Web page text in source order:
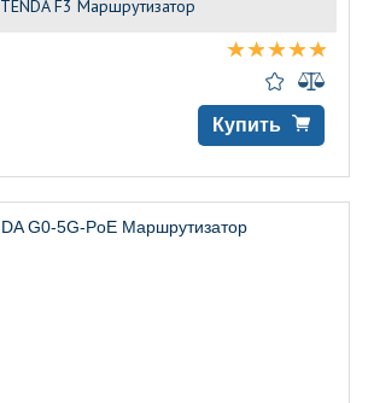
TENDA F3 Маршрутизатор
Купить